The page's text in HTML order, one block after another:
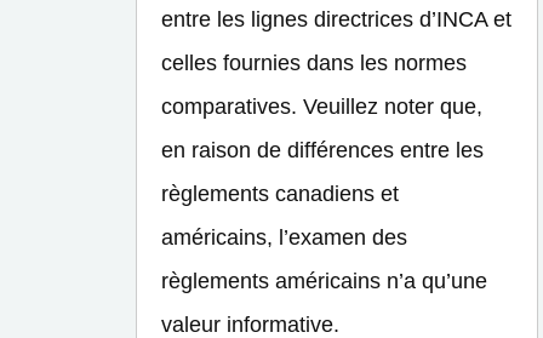
entre les lignes directrices d’INCA et
celles fournies dans les normes
comparatives. Veuillez noter que,
en raison de différences entre les
règlements canadiens et
américains, l’examen des
règlements américains n’a qu’une
valeur informative.